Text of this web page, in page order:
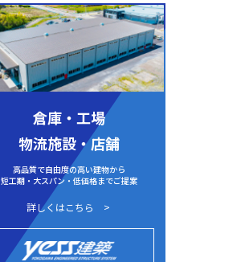
倉庫・工場
物流施設・店舗
高品質で自由度の高い建物から
短工期・大スパン・低価格までご提案
詳しくはこちら